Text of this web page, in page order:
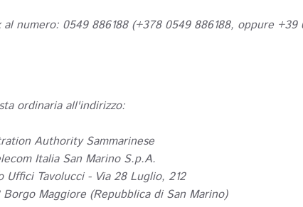
al numero: 0549 886188 (+378 0549 886188, oppure +39
ordinaria all'indirizzo:
Authority Sammarinese
Italia San Marino S.p.A.
Uffici Tavolucci - Via 28 Luglio, 212
Borgo Maggiore (Repubblica di San Marino)